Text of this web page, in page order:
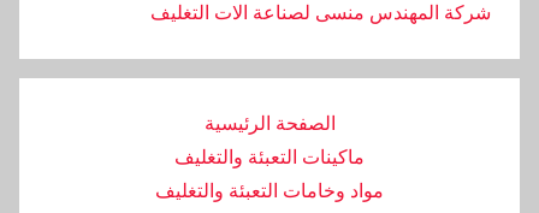
منسى لصناعة الات التغليف
الصفحة الرئيسية
ماكينات التعبئة والتغليف
مواد وخامات التعبئة والتغليف